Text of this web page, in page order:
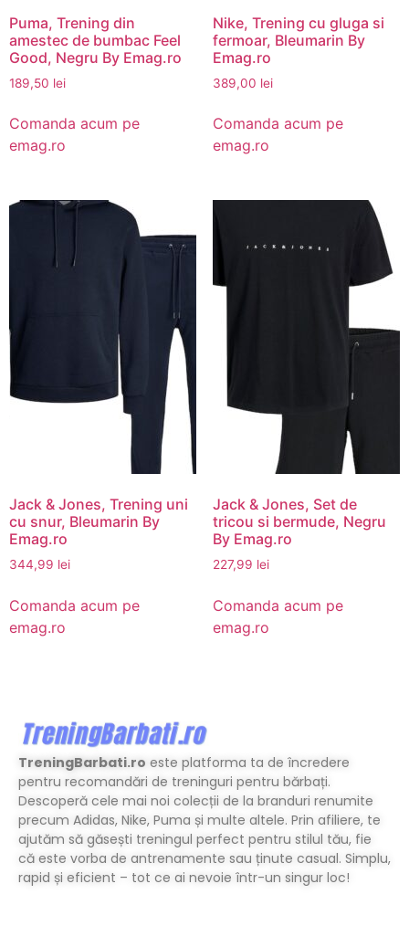
Puma, Trening din
amestec de bumbac Feel
Good, Negru By Emag.ro
189,50 lei
Comanda acum pe
emag.ro
Nike, Trening cu gluga si
fermoar, Bleumarin By
Emag.ro
389,00 lei
Comanda acum pe
emag.ro
Jack & Jones, Trening uni
cu snur, Bleumarin By
Emag.ro
344,99 lei
Comanda acum pe
emag.ro
Jack & Jones, Set de
tricou si bermude, Negru
By Emag.ro
227,99 lei
Comanda acum pe
emag.ro
TreningBarbati.ro este platforma ta de încredere
pentru recomandări de treninguri pentru bărbați.
Descoperă cele mai noi colecții de la branduri renumite
precum Adidas, Nike, Puma și multe altele. Prin afiliere, te
ajutăm să găsești treningul perfect pentru stilul tău, fie
că este vorba de antrenamente sau ținute casual. Simplu,
rapid și eficient – tot ce ai nevoie într-un singur loc!